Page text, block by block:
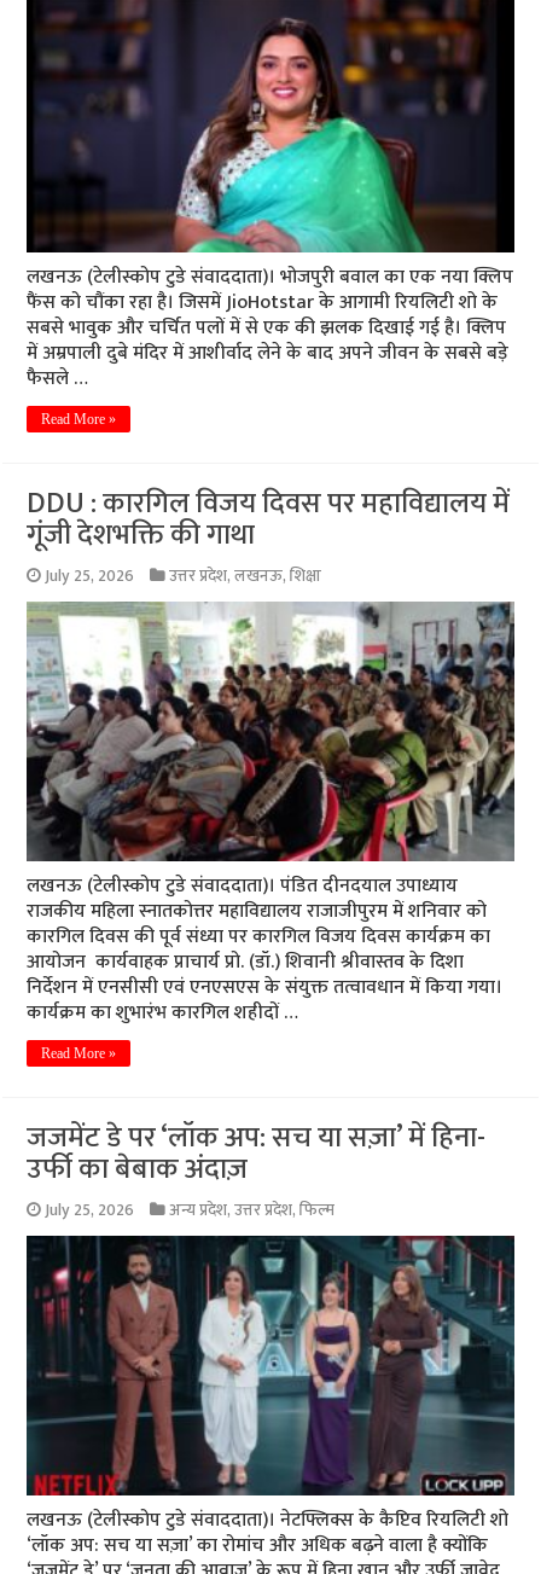
लखनऊ (टेलीस्कोप टुडे संवाददाता)। भोजपुरी बवाल का एक नया क्लिप
फैंस को चौंका रहा है। जिसमें JioHotstar के आगामी रियलिटी शो के
सबसे भावुक और चर्चित पलों में से एक की झलक दिखाई गई है। क्लिप
में अम्रपाली दुबे मंदिर में आशीर्वाद लेने के बाद अपने जीवन के सबसे बड़े
फैसले …
Read More »
DDU : कारगिल विजय दिवस पर महाविद्यालय में
गूंजी देशभक्ति की गाथा
July 25, 2026 उत्तर प्रदेश,लखनऊ,शिक्षा
लखनऊ (टेलीस्कोप टुडे संवाददाता)। पंडित दीनदयाल उपाध्याय
राजकीय महिला स्नातकोत्तर महाविद्यालय राजाजीपुरम में शनिवार को
कारगिल दिवस की पूर्व संध्या पर कारगिल विजय दिवस कार्यक्रम का
आयोजन कार्यवाहक प्राचार्य प्रो. (डॉ.) शिवानी श्रीवास्तव के दिशा
निर्देशन में एनसीसी एवं एनएसएस के संयुक्त तत्वावधान में किया गया।
कार्यक्रम का शुभारंभ कारगिल शहीदों …
Read More »
जजमेंट डे पर ‘लॉक अप: सच या सज़ा’ में हिना-
उर्फी का बेबाक अंदाज़
July 25, 2026 अन्य प्रदेश,उत्तर प्रदेश,फिल्म
लखनऊ (टेलीस्कोप टुडे संवाददाता)। नेटफ्लिक्स के कैप्टिव रियलिटी शो
‘लॉक अप: सच या सज़ा’ का रोमांच और अधिक बढ़ने वाला है क्योंकि